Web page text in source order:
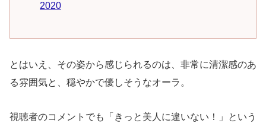
2020
とはいえ、その姿から感じられるのは、非常に清潔感のあ
る雰囲気と、穏やかで優しそうなオーラ。
視聴者のコメントでも「きっと美人に違いない！」という